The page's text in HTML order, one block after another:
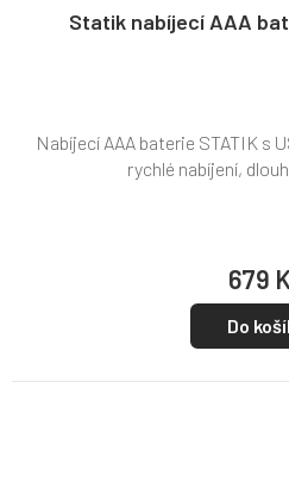
Statik nabíjecí AAA
679
Do
Nabíjecí AAA baterie STATIK s
rychlé nabíjení,